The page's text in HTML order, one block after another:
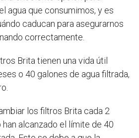
agua que consumimos, y es
caducan para asegurarnos
correctamente.
Brita tienen una vida útil
o 40 galones de agua filtrada,
los filtros Brita cada 2
alcanzado el límite de 40